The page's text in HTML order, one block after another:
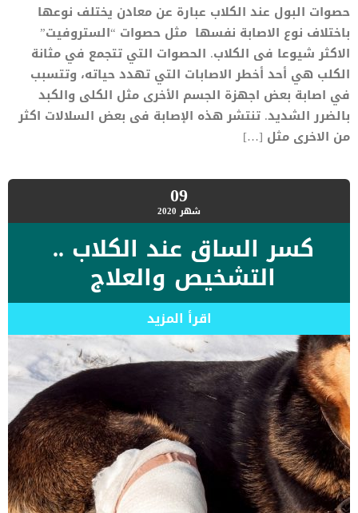
حصوات البول عند الكلاب عبارة عن معادن يختلف نوعها
باختلاف نوع الاصابة نفسها مثل حصوات “الستروفيت”
الاكثر شيوعا فى الكلاب. الحصوات التي تتجمع في مثانة
الكلب هي أحد أخطر الاصابات التي تهدد حياته، وتتسبب
في اصابة بعض اجهزة الجسم الأخرى مثل الكلى والكبد
بالضرر الشديد. تنتشر هذه الإصابة فى بعض السلالات اكثر
من الاخرى مثل […]
09شهر 2020
كسر الساق عند الكلاب ..
التشخيص والعلاج
اقرأ المزيد